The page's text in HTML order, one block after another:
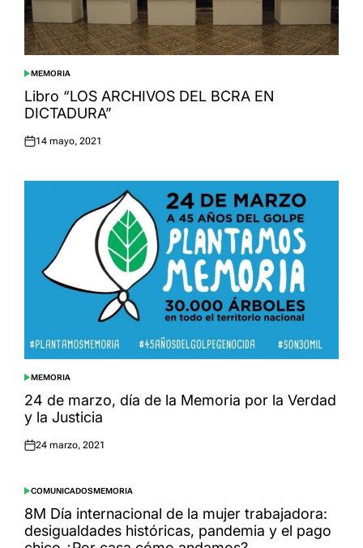
POSTED
IN
MEMORIA
Libro “LOS ARCHIVOS DEL BCRA EN
DICTADURA”
Posted
14 mayo, 2021
POSTED
IN
MEMORIA
24 de marzo, día de la Memoria por la Verdad
y la Justicia
Posted
24 marzo, 2021
POSTED
IN
COMUNICADOSMEMORIA
8M Día internacional de la mujer trabajadora:
desigualdades históricas, pandemia y el pago